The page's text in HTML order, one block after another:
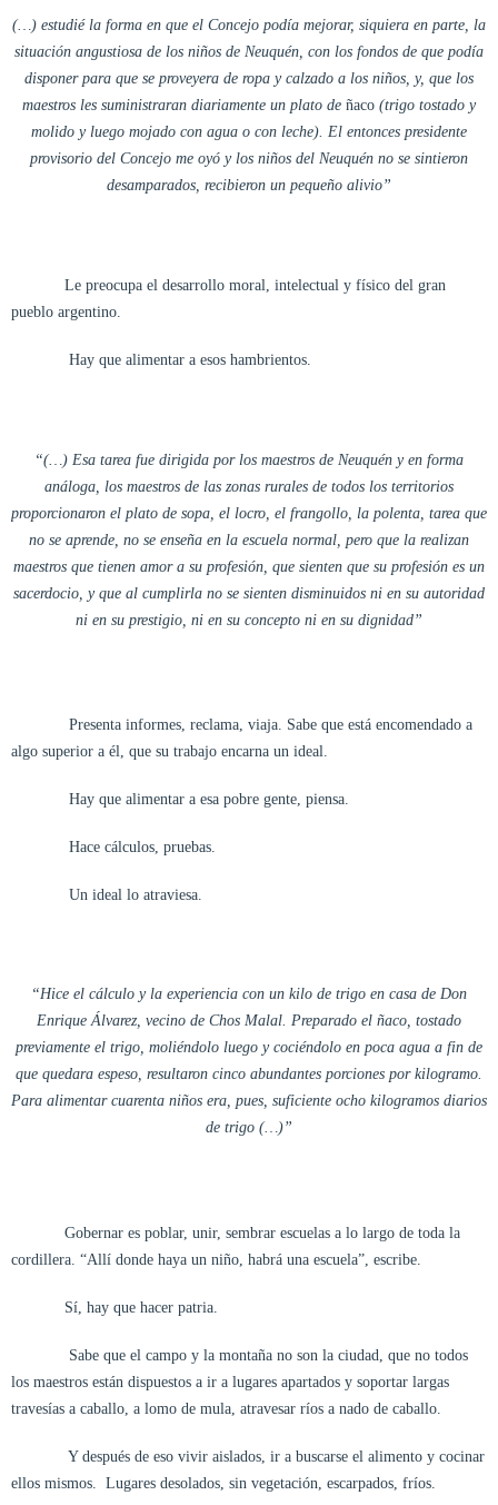
(…) estudié la forma en que el Concejo podía mejorar, siquiera en parte, la
situación angustiosa de los niños de Neuquén, con los fondos de que podía
disponer para que se proveyera de ropa y calzado a los niños, y, que los
maestros les suministraran diariamente un plato de ñaco (trigo tostado y
molido y luego mojado con agua o con leche). El entonces presidente
provisorio del Concejo me oyó y los niños del Neuquén no se sintieron
desamparados, recibieron un pequeño alivio”
Le preocupa el desarrollo moral, intelectual y físico del gran
pueblo argentino.
Hay que alimentar a esos hambrientos.
“(…) Esa tarea fue dirigida por los maestros de Neuquén y en forma
análoga, los maestros de las zonas rurales de todos los territorios
proporcionaron el plato de sopa, el locro, el frangollo, la polenta, tarea que
no se aprende, no se enseña en la escuela normal, pero que la realizan
maestros que tienen amor a su profesión, que sienten que su profesión es un
sacerdocio, y que al cumplirla no se sienten disminuidos ni en su autoridad
ni en su prestigio, ni en su concepto ni en su dignidad”
Presenta informes, reclama, viaja. Sabe que está encomendado a
algo superior a él, que su trabajo encarna un ideal.
Hay que alimentar a esa pobre gente, piensa.
Hace cálculos, pruebas.
Un ideal lo atraviesa.
“Hice el cálculo y la experiencia con un kilo de trigo en casa de Don
Enrique Álvarez, vecino de Chos Malal. Preparado el ñaco, tostado
previamente el trigo, moliéndolo luego y cociéndolo en poca agua a fin de
que quedara espeso, resultaron cinco abundantes porciones por kilogramo.
Para alimentar cuarenta niños era, pues, suficiente ocho kilogramos diarios
de trigo (…)”
Gobernar es poblar, unir, sembrar escuelas a lo largo de toda la
cordillera. “Allí donde haya un niño, habrá una escuela”, escribe.
Sí, hay que hacer patria.
Sabe que el campo y la montaña no son la ciudad, que no todos
los maestros están dispuestos a ir a lugares apartados y soportar largas
travesías a caballo, a lomo de mula, atravesar ríos a nado de caballo.
Y después de eso vivir aislados, ir a buscarse el alimento y cocinar
ellos mismos. Lugares desolados, sin vegetación, escarpados, fríos.